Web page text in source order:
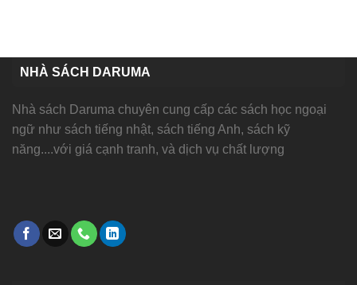
NHÀ SÁCH DARUMA
Nhà sách Daruma chuyên cung cấp các sách học ngoại
ngữ như sách tiếng nhật, sách tiếng Anh, sách kỹ
năng....với giá cạnh tranh, và dịch vụ chất lượng